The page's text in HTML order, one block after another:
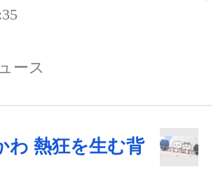
ース
わ 熱狂を生む背